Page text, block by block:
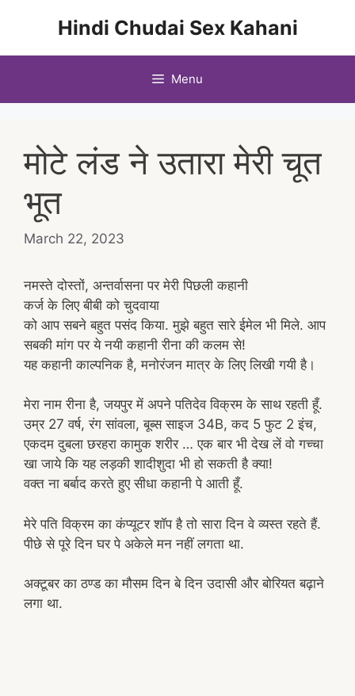
Hindi Chudai Sex Kahani
Menu
मोटे लंड ने उतारा मेरी चूत
भूत
March 22, 2023
नमस्ते दोस्तों, अन्तर्वासना पर मेरी पिछली कहानी
कर्ज के लिए बीबी को चुदवाया
को आप सबने बहुत पसंद किया. मुझे बहुत सारे ईमेल भी मिले. आप
सबकी मांग पर ये नयी कहानी रीना की कलम से!
यह कहानी काल्पनिक है, मनोरंजन मात्र के लिए लिखी गयी है।
मेरा नाम रीना है, जयपुर में अपने पतिदेव विक्रम के साथ रहती हूँ.
उम्र 27 वर्ष, रंग सांवला, बूब्स साइज 34B, कद 5 फुट 2 इंच,
एकदम दुबला छरहरा कामुक शरीर … एक बार भी देख लें वो गच्चा
खा जाये कि यह लड़की शादीशुदा भी हो सकती है क्या!
वक्त ना बर्बाद करते हुए सीधा कहानी पे आती हूँ.
मेरे पति विक्रम का कंप्यूटर शॉप है तो सारा दिन वे व्यस्त रहते हैं.
पीछे से पूरे दिन घर पे अकेले मन नहीं लगता था.
अक्टूबर का ठण्ड का मौसम दिन बे दिन उदासी और बोरियत बढ़ाने
लगा था.